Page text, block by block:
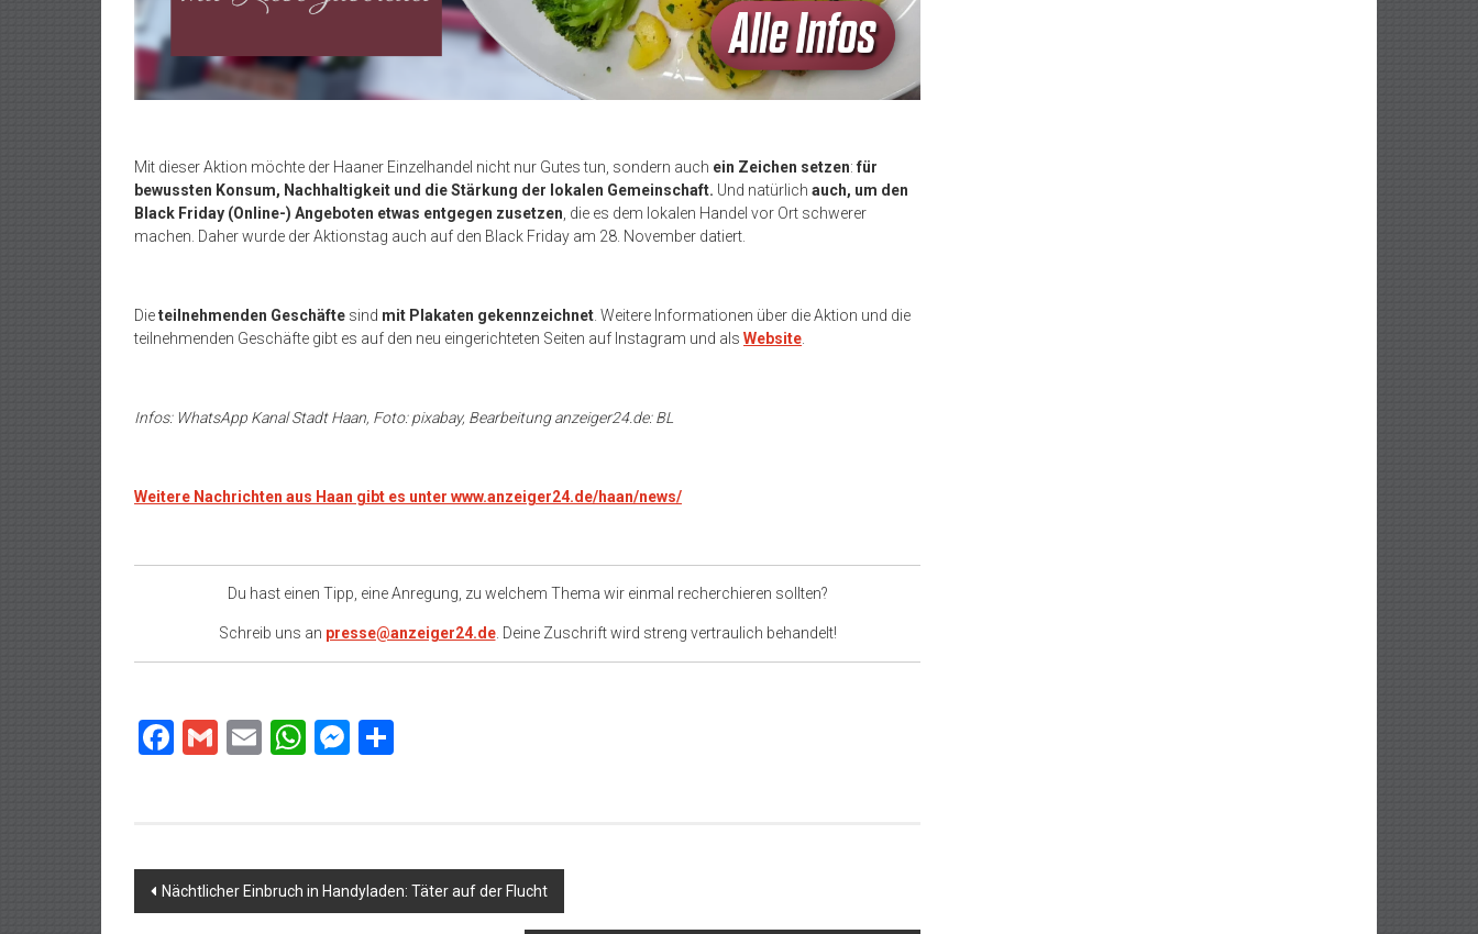
Mit dieser Aktion möchte der Haaner Einzelhandel nicht nur Gutes tun, sondern auch ein Zeichen setzen: für
bewussten Konsum, Nachhaltigkeit und die Stärkung der lokalen Gemeinschaft. Und natürlich auch, um den
Black Friday (Online-) Angeboten etwas entgegen zusetzen, die es dem lokalen Handel vor Ort schwerer
machen. Daher wurde der Aktionstag auch auf den Black Friday am 28. November datiert.
Dieteilnehmenden Geschäfte sind mit Plakaten gekennzeichnet. Weitere Informationen über die Aktion und die
teilnehmenden Geschäfte gibt es auf den neu eingerichteten Seiten auf Instagram und als Website.
Infos: WhatsApp Kanal Stadt Haan, Foto: pixabay, Bearbeitung anzeiger24.de: BL
Weitere Nachrichten aus Haan gibt es unter www.anzeiger24.de/haan/news/
Du hast einen Tipp, eine Anregung, zu welchem Thema wir einmal recherchieren sollten?
Schreib uns an presse@anzeiger24.de. Deine Zuschrift wird streng vertraulich behandelt!
Facebook
GmailEmailWhatsApp
Messenger
Beitragsnavigation
Nächtlicher Einbruch in Handyladen: Täter auf der Flucht